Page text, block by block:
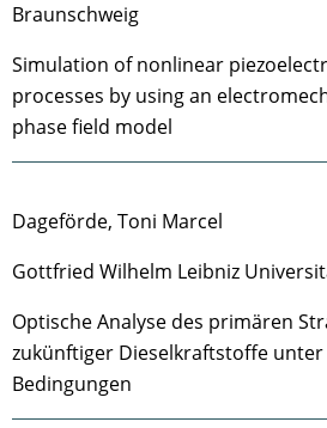
Braunschweig
Simulation of nonlinear
processes by using an
phase field model
Dageförde, Toni Marcel
Gottfried Wilhelm Leibniz
Optische Analyse des primären
zukünftiger Dieselkraftstoffe
Bedingungen